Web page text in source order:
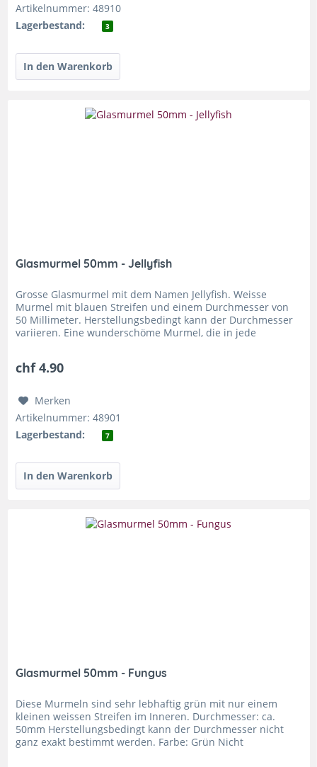
Artikelnummer: 48910
Lagerbestand:
3
Glasmurmel 50mm - Jellyfish
Grosse Glasmurmel mit dem Namen Jellyfish. Weisse
Murmel mit blauen Streifen und einem Durchmesser von
50 Millimeter. Herstellungsbedingt kann der Durchmesser
variieren. Eine wunderschöme Murmel, die in jede
chf 4.90
Merken
Artikelnummer: 48901
Lagerbestand:
7
Glasmurmel 50mm - Fungus
Diese Murmeln sind sehr lebhaftig grün mit nur einem
kleinen weissen Streifen im Inneren. Durchmesser: ca.
50mm Herstellungsbedingt kann der Durchmesser nicht
ganz exakt bestimmt werden. Farbe: Grün Nicht